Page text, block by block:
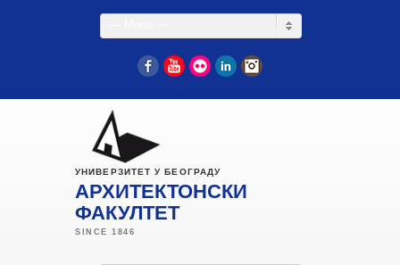
FacebookYouTube
Flickr LinkedIn
УНИВЕРЗИТЕТ У БЕОГРАДУ
АРХИТЕКТОНСКИ
ФАКУЛТЕТ